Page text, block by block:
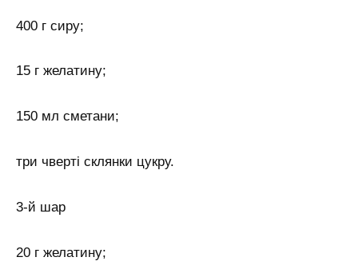
400 г сиру;
15 г желатину;
150 мл сметани;
три чверті склянки цукру.
3-й шар
20 г желатину;